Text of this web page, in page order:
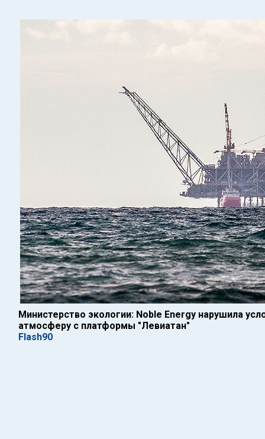
Министерство экологии: Noble Energy нарушила
атмосферу с платформы "Левиатан"
Flash90